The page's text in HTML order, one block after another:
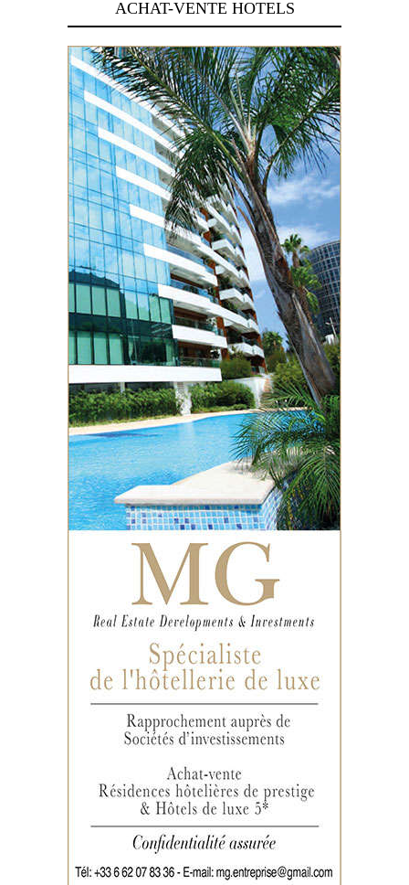
ACHAT-VENTE HOTELS